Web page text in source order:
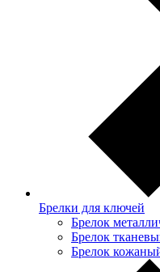
Брелки для ключей
Брелок
Брелок
Брелок